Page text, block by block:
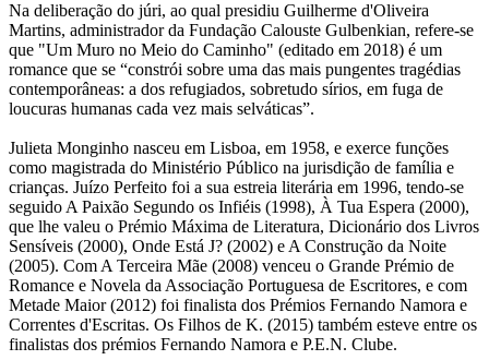
Na deliberação do júri, ao qual presidiu Guilherme d'Oliveira
Martins, administrador da Fundação Calouste Gulbenkian, refere-se
que "Um Muro no Meio do Caminho" (editado em 2018) é um
romance que se “constrói sobre uma das mais pungentes tragédias
contemporâneas: a dos refugiados, sobretudo sírios, em fuga de
loucuras humanas cada vez mais selváticas”.
Julieta Monginho nasceu em Lisboa, em 1958, e exerce funções
como magistrada do Ministério Público na jurisdição de família e
crianças. Juízo Perfeito ​foi a sua estreia literária em 1996, tendo-se
seguido A Paixão Segundo os Infiéis (1998), À Tua Espera (2000),
que lhe valeu o Prémio Máxima de Literatura, Dicionário dos Livros
Sensíveis (2000), Onde Está J? (2002) e A Construção da Noite
(2005). Com A Terceira Mãe (2008) venceu o Grande Prémio de
Romance e Novela da Associação Portuguesa de Escritores, e com
Metade Maior (2012) foi finalista dos Prémios Fernando Namora e
Correntes d'Escritas. Os Filhos de K. (2015) também esteve entre os
finalistas dos prémios Fernando Namora e P.E.N. Clube.